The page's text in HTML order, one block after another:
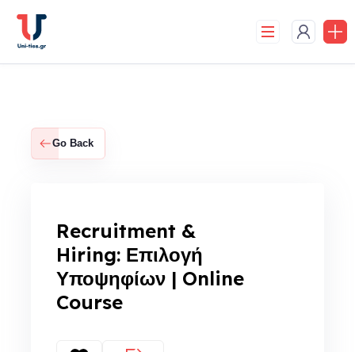
content
Go Back
Recruitment &
Hiring: Επιλογή
Υποψηφίων | Online
Course